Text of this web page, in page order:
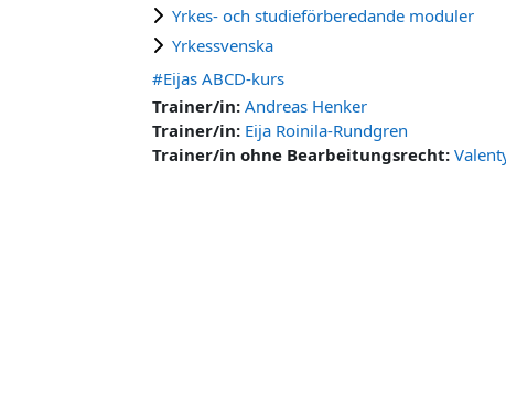
Yrkes- och studieförberedande moduler
Yrkessvenska
#Eijas ABCD-kurs
Trainer/in:Andreas Henker
Trainer/in: Eija Roinila-Rundgren
Trainer/in ohne Bearbeitungsrecht: